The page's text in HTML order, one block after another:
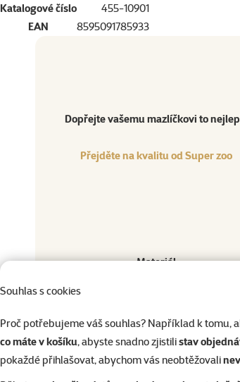
Souhlas s cookies
Proč potřebujeme váš souhlas? Například k tomu,
co máte v košíku, abyste snadno zjistilistav
pokaždé přihlašovat, abychom vás neobtěžovali
Katalogové číslo
455-10901
EAN
8595091785933
Produkt
Dopřejte vašemu mazlíčkovi to
Přejděte na kvalitu od Super zoo
Materiál
Ostatní